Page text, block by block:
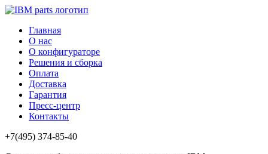
Главная
О нас
О конфигураторе
Решения и сборка
Оплата
Доставка
Гарантия
Пресс-центр
Контакты
+7(495) 374-85-40